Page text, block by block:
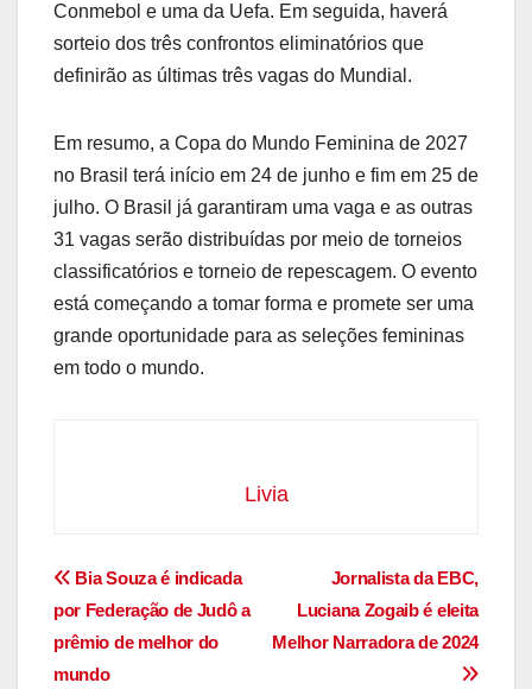
Conmebol e uma da Uefa. Em seguida, haverá
sorteio dos três confrontos eliminatórios que
definirão as últimas três vagas do Mundial.
Em resumo, a Copa do Mundo Feminina de 2027
no Brasil terá início em 24 de junho e fim em 25 de
julho. O Brasil já garantiram uma vaga e as outras
31 vagas serão distribuídas por meio de torneios
classificatórios e torneio de repescagem. O evento
está começando a tomar forma e promete ser uma
grande oportunidade para as seleções femininas
em todo o mundo.
Livia
Navegação
de
Jornalista da EBC,
Luciana Zogaib é eleita
Melhor Narradora de 2024
Bia Souza é indicada
por Federação de Judô a
prêmio de melhor do
mundo